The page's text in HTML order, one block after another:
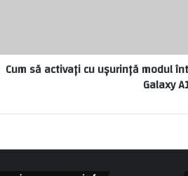
Cum să activați cu ușurință modul
Galaxy